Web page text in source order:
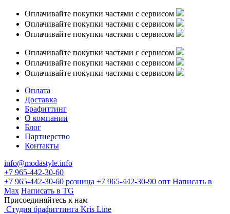
Оплачивайте покупки частями с сервисом
Оплачивайте покупки частями с сервисом
Оплачивайте покупки частями с сервисом
Оплачивайте покупки частями с сервисом
Оплачивайте покупки частями с сервисом
Оплачивайте покупки частями с сервисом
Оплата
Доставка
Брафиттинг
О компании
Блог
Партнерство
Контакты
info@modastyle.info
+7 965-442-30-60
+7 965-442-30-60 розница +7 965-442-30-90 опт Написать в
Max Написать в TG
Присоединяйтесь к нам
Студия брафиттинга Kris Line